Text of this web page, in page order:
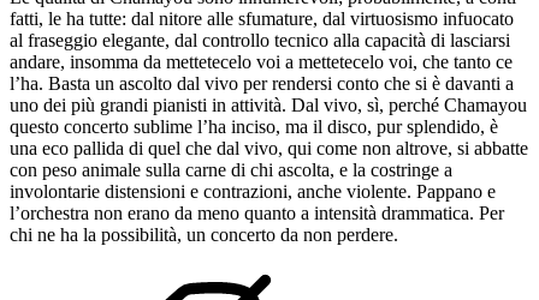
fatti, le ha tutte: dal nitore alle sfumature, dal virtuosismo infuocato
al fraseggio elegante, dal controllo tecnico alla capacità di lasciarsi
andare, insomma da mettetecelo voi a mettetecelo voi, che tanto ce
l’ha. Basta un ascolto dal vivo per rendersi conto che si è davanti a
uno dei più grandi pianisti in attività. Dal vivo, sì, perché Chamayou
questo concerto sublime l’ha inciso, ma il disco, pur splendido, è
una eco pallida di quel che dal vivo, qui come non altrove, si abbatte
con peso animale sulla carne di chi ascolta, e la costringe a
involontarie distensioni e contrazioni, anche violente. Pappano e
l’orchestra non erano da meno quanto a intensità drammatica. Per
chi ne ha la possibilità, un concerto da non perdere.